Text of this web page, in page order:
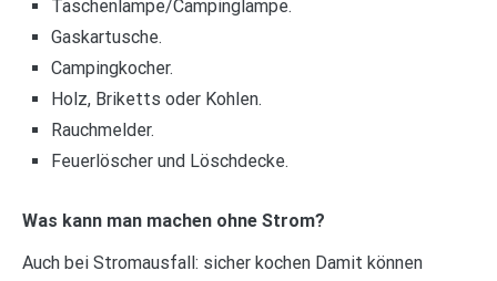
Taschenlampe/Campinglampe.
Gaskartusche.
Campingkocher.
Holz, Briketts oder Kohlen.
Rauchmelder.
Feuerlöscher und Löschdecke.
Was kann man machen ohne Strom?
Auch bei Stromausfall: sicher kochen Damit können